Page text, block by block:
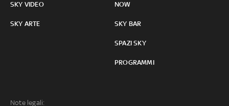
SKY VIDEO
SKY ARTE
NOW
SKY BAR
SPAZI SKY
PROGRAMMI
Note legali: